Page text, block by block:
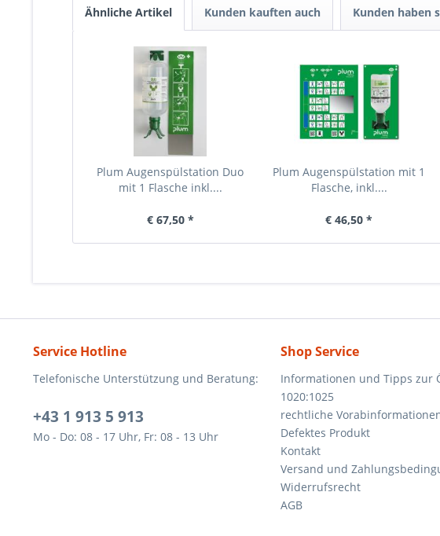
Ähnliche Artikel Kunden kauften auch Kunden haben
Plum Augenspülstation Duo
mit 1 Flasche inkl....
€ 67,50 *
Plum Augenspülstation mit 1
Flasche, inkl....
€ 46,50 *
Service Hotline
Telefonische Unterstützung und Beratung:
+43 1 913 5 913
Mo - Do: 08 - 17 Uhr, Fr: 08 - 13 Uhr
Shop Service
Informationen und Tipps zur
1020:1025
rechtliche
Defektes Produkt
Kontakt
Versand und
Widerrufsrecht
AGB